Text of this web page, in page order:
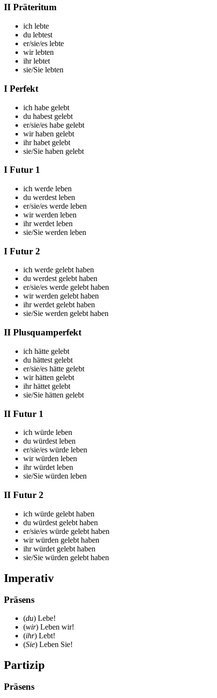
II Präteritum
ich lebte
du lebtest
er/sie/es lebte
wir lebten
ihr lebtet
sie/Sie lebten
I Perfekt
ich habe gelebt
du habest gelebt
er/sie/es habe gelebt
wirhaben gelebt
ihrhabet gelebt
sie/Sie haben gelebt
I Futur 1
ich werde leben
du werdest leben
er/sie/es werde leben
wirwerden leben
ihrwerdet leben
sie/Sie werden leben
I Futur 2
ich werde gelebt haben
du werdest gelebt haben
er/sie/es werde gelebt haben
wirwerden gelebt haben
ihrwerdet gelebt haben
sie/Sie werden gelebt haben
II Plusquamperfekt
ich hätte gelebt
du hättest gelebt
er/sie/es hätte gelebt
wirhätten gelebt
ihrhättet gelebt
sie/Sie hätten gelebt
II Futur 1
ich würde leben
du würdest leben
er/sie/es würde leben
wirwürden leben
ihrwürdet leben
sie/Sie würden leben
II Futur 2
ich würde gelebt haben
du würdest gelebt haben
er/sie/es würde gelebt haben
wirwürden gelebt haben
ihrwürdet gelebt haben
sie/Sie würden gelebt haben
Imperativ
Präsens
(du) Lebe!
(wir) Leben wir!
(ihr) Lebt!
(Sie) Leben Sie!
Partizip
Präsens